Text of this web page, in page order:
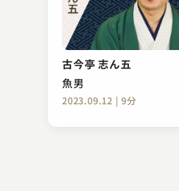
古今亭 志ん五
魚男
2023.09.12 | 9分
神田 陽子
カルメン
2025.02.11 | 13分